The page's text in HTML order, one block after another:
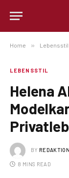
Home » Lebensstil
LEBENSSTIL
Helena
BY REDAKTION
8 MINS READ